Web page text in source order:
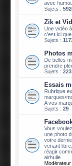
avec
Sujets :
Zik et
Une vidéo
c'est ici
Sujets :
Photos
De belles
prendre
Sujets :223
Essais
Rubrique
marques/
A vos
Sujets :29
Vous
une photo
votre
venant
réagir
airhuile.
Modérateur